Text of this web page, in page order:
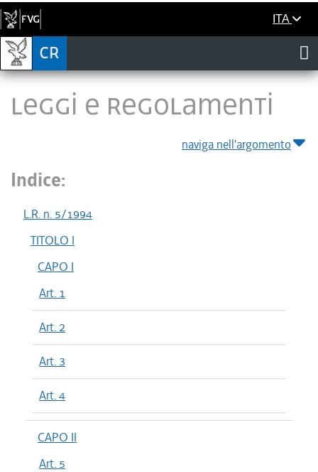
ITA
LEGGI E REGOLAMENTI
naviga nell'argomento
Indice:
L.R. n. 5/1994
TITOLO I
CAPO I
Art. 1
Art. 2
Art. 3
Art. 4
CAPO II
Art. 5